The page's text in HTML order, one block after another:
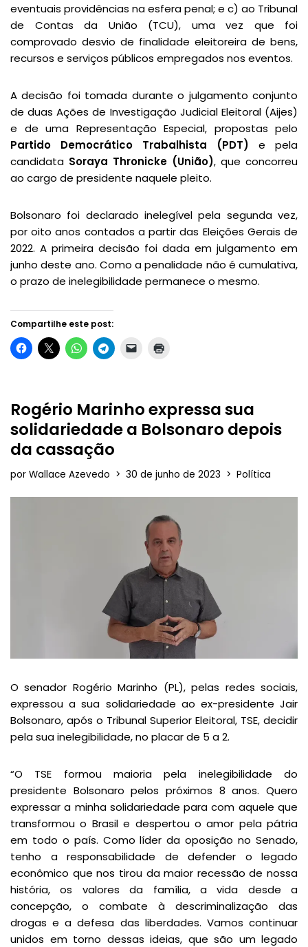
eventuais providências na esfera penal; e c) ao Tribunal
de Contas da União (TCU), uma vez que foi
comprovado desvio de finalidade eleitoreira de bens,
recursos e serviços públicos empregados nos eventos.
A decisão foi tomada durante o julgamento conjunto
de duas Ações de Investigação Judicial Eleitoral (Aijes)
e de uma Representação Especial, propostas pelo
Partido Democrático Trabalhista (PDT) e pela
candidata Soraya Thronicke (União), que concorreu
ao cargo de presidente naquele pleito.
Bolsonaro foi declarado inelegível pela segunda vez,
por oito anos contados a partir das Eleições Gerais de
2022. A primeira decisão foi dada em julgamento em
junho deste ano. Como a penalidade não é cumulativa,
o prazo de inelegibilidade permanece o mesmo.
Compartilhe este post:
Rogério Marinho expressa sua
solidariedade a Bolsonaro depois
da cassação
por Wallace Azevedo 30 de junho de 2023 Política
O senador Rogério Marinho (PL), pelas redes sociais,
expressou a sua solidariedade ao ex-presidente Jair
Bolsonaro, após o Tribunal Superior Eleitoral, TSE, decidir
pela sua inelegibilidade, no placar de 5 a 2.
“O TSE formou maioria pela inelegibilidade do
presidente Bolsonaro pelos próximos 8 anos. Quero
expressar a minha solidariedade para com aquele que
transformou o Brasil e despertou o amor pela pátria
em todo o país. Como líder da oposição no Senado,
tenho a responsabilidade de defender o legado
econômico que nos tirou da maior recessão de nossa
história, os valores da família, a vida desde a
concepção, o combate à descriminalização das
drogas e a defesa das liberdades. Vamos continuar
unidos em torno dessas ideias, que são um legado